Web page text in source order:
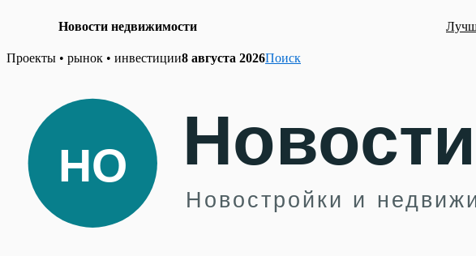
Новости недвижимости
Skip
Проекты • рынок • инвестиции8 августа 2026Поиск